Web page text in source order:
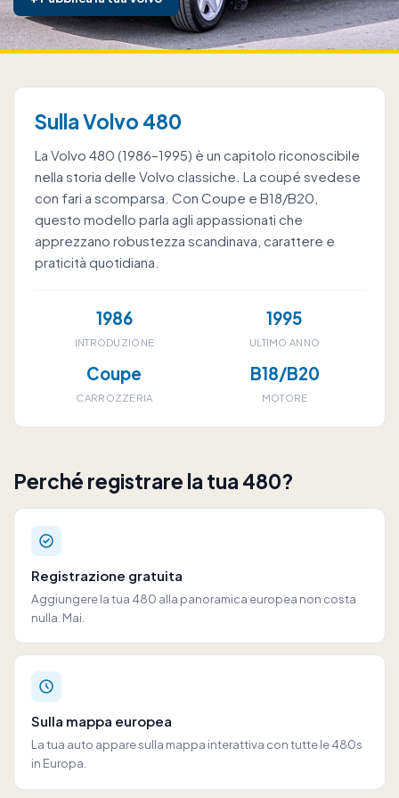
Sulla Volvo 480
La Volvo 480 (1986–1995) è un capitolo riconoscibile
nella storia delle Volvo classiche. La coupé svedese
con fari a scomparsa. Con Coupe e B18/B20,
questo modello parla agli appassionati che
apprezzano robustezza scandinava, carattere e
praticità quotidiana.
1986
INTRODUZIONE
1995
ULTIMO ANNO
Coupe
CARROZZERIA
B18/B20
MOTORE
Perché registrare la tua 480?
Registrazione gratuita
Aggiungere la tua 480 alla panoramica europea non costa
nulla. Mai.
Sulla mappa europea
La tua auto appare sulla mappa interattiva con tutte le 480s
in Europa.